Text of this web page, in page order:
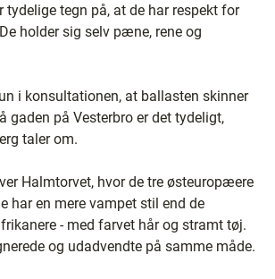
tydelige tegn på, at de har respekt for
holder sig selv pæne, rene og
i konsultationen, at ballasten skinner
gaden på Vesterbro er det tydeligt,
taler om.
Halmtorvet, hvor de tre østeuropæere
har en mere vampet stil end de
- med farvet hår og stramt tøj.
og udadvendte på samme måde.